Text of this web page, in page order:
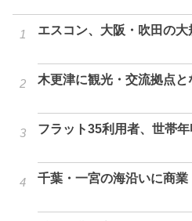
エスコン、大阪・吹田の
木更津に観光・交流拠点と
フラット35利用者、世帯年
千葉・一宮の海沿いに商